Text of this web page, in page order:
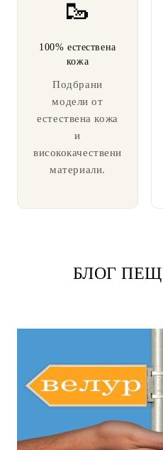
🥾
100% естествена
кожа
Подбрани
модели от
естествена кожа
и
висококачествени
материали.
БЛОГ